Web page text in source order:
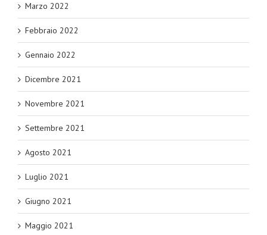
Marzo 2022
Febbraio 2022
Gennaio 2022
Dicembre 2021
Novembre 2021
Settembre 2021
Agosto 2021
Luglio 2021
Giugno 2021
Maggio 2021